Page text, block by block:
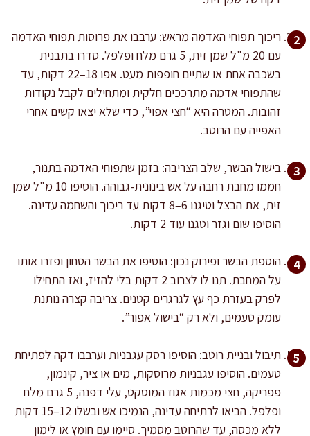
ריכוך תפוחי האדמה מראש: ערבבו את פרוסות תפוחי האדמה
עם 20 מ"ל שמן זית, 5 גרם מלח ופלפל. סדרו בתבנית
בשכבה אחת או שתיים חופפות מעט. אפו 18–22 דקות, עד
שהתפוחי אדמה מתרככים חלקית ומתחילים לקבל נקודות
זהובות. המטרה היא “חצי אפוי”, כדי שלא יצאו קשים אחרי
האפייה עם הרוטב.
בישול הבשר, שלב הצריבה: בזמן שתפוחי האדמה בתנור,
חממו מחבת רחבה על אש בינונית-גבוהה. הוסיפו 10 מ"ל שמן
זית, את הבצל וטיגנו 6–8 דקות עד ריכוך והשחמה עדינה.
הוסיפו שום וגזר וטגנו עוד 2 דקות.
הוספת הבשר ופירוק נכון: הוסיפו את הבשר הטחון ופזרו אותו
על המחבת. תנו לו לצרוב 2 דקות בלי להזיז, ואז התחילו
לפרק בעזרת כף עץ לגרגרים קטנים. צריבה קצרה נותנת
עומק טעמים, ולא רק “בישול אפור”.
תיבול ובניית רוטב: הוסיפו רסק עגבניות וערבבו דקה לפתיחת
טעמים. הוסיפו עגבניות מרוסקות, מים או ציר, קינמון,
פפריקה, חצי מכמות אגוז המוסקט, עלי דפנה, 5 גרם מלח
ופלפל. הביאו לרתיחה עדינה, הנמיכו אש ובשלו 12–15 דקות
ללא מכסה, עד שהרוטב מסמיך. סיימו עם חומץ או לימון